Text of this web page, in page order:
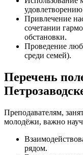
Привлечение
сочетании
обстановки.
Проведение
среди семей).
Перечень
Преподавателям,
молодёжи, важно
рядом.